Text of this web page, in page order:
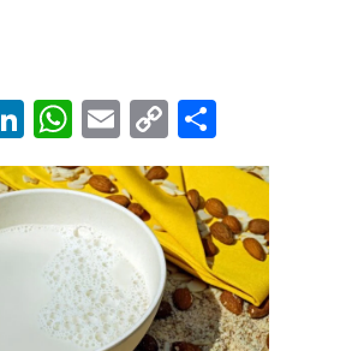
LinkedIn
WhatsApp
Email
Copy
Link